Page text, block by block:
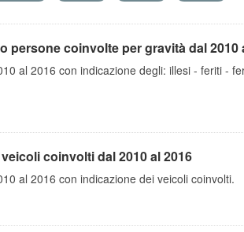
persone coinvolte per gravità dal 2010
al 2016 con indicazione degli: illesi - feriti -
coinvolti dal 2010 al 2016
al 2016 con indicazione dei veicoli coinvolti.